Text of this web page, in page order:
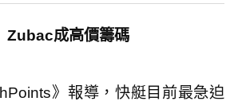
成高價籌碼
》報導，快艇目前最急迫